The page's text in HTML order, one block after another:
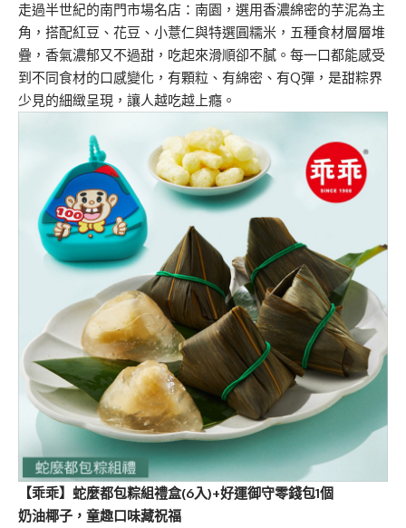
走過半世紀的南門市場名店：南園，選用香濃綿密的芋泥為主
角，搭配紅豆、花豆、小薏仁與特選圓糯米，五種食材層層堆
疊，香氣濃郁又不過甜，吃起來滑順卻不膩。每一口都能感受
到不同食材的口感變化，有顆粒、有綿密、有Q彈，是甜粽界
少見的細緻呈現，讓人越吃越上癮。
【乖乖】蛇麼都包粽組禮盒(6入)+好運御守零錢包1個
奶油椰子，童趣口味藏祝福